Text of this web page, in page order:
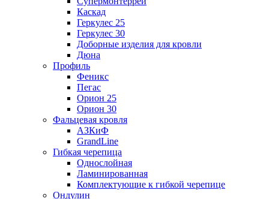
Каскад
Геркулес 25
Геркулес 30
Доборные изделия для кровли
Дюна
Профиль
Феникс
Пегас
Орион 25
Орион 30
Фальцевая кровля
АЗКиФ
GrandLine
Гибкая черепица
Однослойная
Ламинированная
Комплектующие к гибкой черепице
Ондулин